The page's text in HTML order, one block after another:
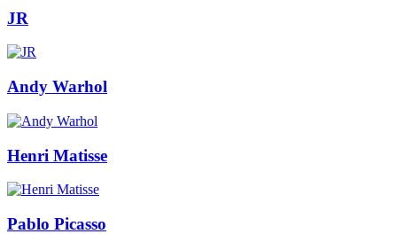
JR
Andy Warhol
Henri Matisse
Pablo Picasso